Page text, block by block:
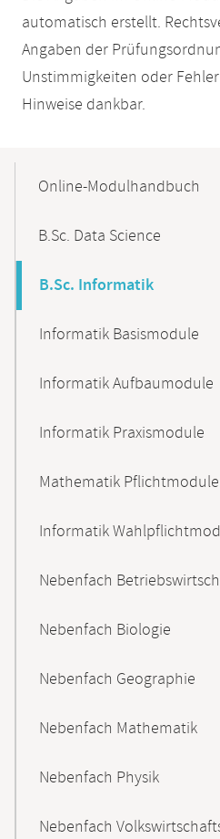
automatisch erstellt.
Angaben der
Unstimmigkeiten oder
Hinweise dankbar.
NavigationOnline-Modulhandbuch
B.Sc. Data Science
B.Sc. Informatik
Informatik Basismodule
Informatik Aufbaumodule
Informatik Praxismodule
Mathematik Pflichtmodule
Informatik
Nebenfach
Nebenfach Biologie
Nebenfach Geographie
Nebenfach Mathematik
Nebenfach Physik
Nebenfach